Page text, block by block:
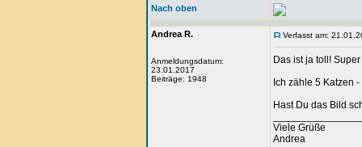
Nach oben
Andrea R.
Anmeldungsdatum:
23.01.2017
Beiträge: 1948
Verfasst am:
Das ist ja toll!
Ich zähle 5 Katzen
Hast Du das Bild
Viele Grüße
Andrea